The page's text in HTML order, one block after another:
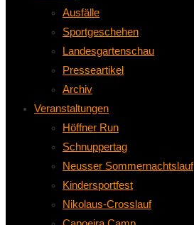
Ausfälle
Sportgeschehen
Landesgartenschau
Presseartikel
Archiv
Veranstaltungen
Höffner Run
Schnuppertag
Neusser Sommernachtslauf
Kindersportfest
Nikolaus-Crosslauf